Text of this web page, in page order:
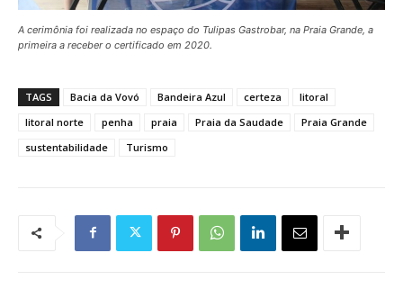
A cerimônia foi realizada no espaço do Tulipas Gastrobar, na Praia Grande, a
primeira a receber o certificado em 2020.
TAGS Bacia da Vovó Bandeira Azul certeza
litoral
litoral norte
penha praia Praia da Saudade
Praia Grande
sustentabilidade
Turismo